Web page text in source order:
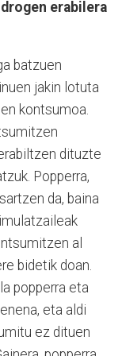
erabilera
batzuen
jakin lotuta
kontsumoa.
dituzte
Popperra,
da, baina
al
bidetik doan.
popperra eta
eta aldi
ez dituen